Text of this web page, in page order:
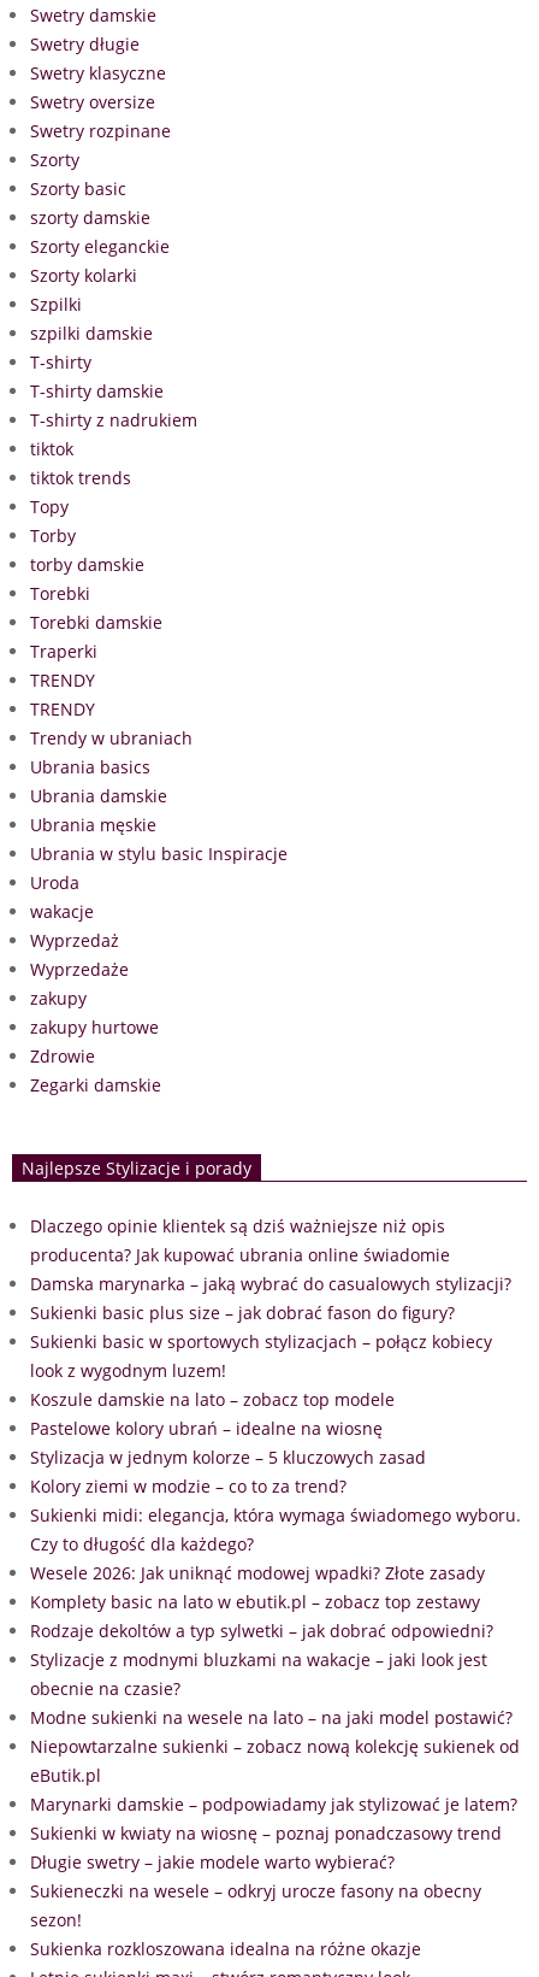
Swetry damskie
Swetry długie
Swetry klasyczne
Swetry oversize
Swetry rozpinane
Szorty
Szorty basic
szorty damskie
Szorty eleganckie
Szorty kolarki
Szpilki
szpilki damskie
T-shirty
T-shirty damskie
T-shirty z nadrukiem
tiktok
tiktok trends
Topy
Torby
torby damskie
Torebki
Torebki damskie
Traperki
TRENDY
TRENDY
Trendy w ubraniach
Ubrania basics
Ubrania damskie
Ubrania męskie
Ubrania w stylu basic Inspiracje
Uroda
wakacje
Wyprzedaż
Wyprzedaże
zakupy
zakupy hurtowe
Zdrowie
Zegarki damskie
Najlepsze Stylizacje i porady
Dlaczego opinie klientek są dziś ważniejsze niż opis
producenta? Jak kupować ubrania online świadomie
Damska marynarka – jaką wybrać do casualowych stylizacji?
Sukienki basic plus size – jak dobrać fason do figury?
Sukienki basic w sportowych stylizacjach – połącz kobiecy
look z wygodnym luzem!
Koszule damskie na lato – zobacz top modele
Pastelowe kolory ubrań – idealne na wiosnę
Stylizacja w jednym kolorze – 5 kluczowych zasad
Kolory ziemi w modzie – co to za trend?
Sukienki midi: elegancja, która wymaga świadomego wyboru.
Czy to długość dla każdego?
Wesele 2026: Jak uniknąć modowej wpadki? Złote zasady
Komplety basic na lato w ebutik.pl – zobacz top zestawy
Rodzaje dekoltów a typ sylwetki – jak dobrać odpowiedni?
Stylizacje z modnymi bluzkami na wakacje – jaki look jest
obecnie na czasie?
Modne sukienki na wesele na lato – na jaki model postawić?
Niepowtarzalne sukienki – zobacz nową kolekcję sukienek od
eButik.pl
Marynarki damskie – podpowiadamy jak stylizować je latem?
Sukienki w kwiaty na wiosnę – poznaj ponadczasowy trend
Długie swetry – jakie modele warto wybierać?
Sukieneczki na wesele – odkryj urocze fasony na obecny
sezon!
Sukienka rozkloszowana idealna na różne okazje